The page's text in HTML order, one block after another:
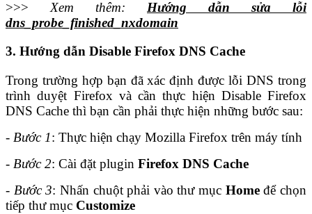
>>> Xem thêm: Hướng dẫn sửa lỗi
dns_probe_finished_nxdomain
3. Hướng dẫn Disable Firefox DNS Cache
Trong trường hợp bạn đã xác định được lỗi DNS trong
trình duyệt Firefox và cần thực hiện Disable Firefox
DNS Cache thì bạn cần phải thực hiện những bước sau:
- Bước 1: Thực hiện chạy Mozilla Firefox trên máy tính
- Bước 2: Cài đặt plugin Firefox DNS Cache
- Bước 3: Nhấn chuột phải vào thư mục Homeđể chọn
tiếp thư mục Customize